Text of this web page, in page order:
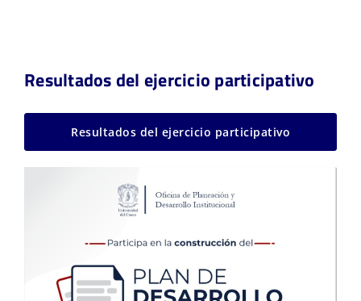
Resultados del ejercicio participativo
Resultados del ejercicio participativo